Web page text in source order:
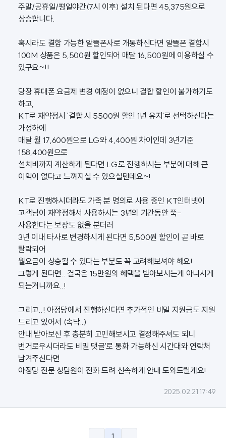
주말/공휴일/평일야간(7시 이후) 설치 된다면 45,375원으로
상승합니다.
혹시라도 결합 가능한 알뜰폰사로 개통하신다면 알뜰폰 결합시
100M 상품은 5,500원 할인되어 매달 16,500원에 이용하실 수
있구요~!!
당장 휴대폰 요금제 변경 예정이 없으니 결합 할인이 불가하기도
하고,
KT로 재약정시 '결합 시 5500원 할인 1년 유지'로 선택하신다는
가정하에
매달 월 17,600원으로 LG와 4,400원 차이인데 3년기준
158,400원으로
설치비까지 계산하게 된다면 LG로 진행하시는 부분에 대해 큰
이익이 없다고 느껴지실 수 있으실텐데요~!
KT로 진행하시더라도 가족 분 명의로 사용 중인 KT인터넷이
고객님이 재약정해서 사용하시는 3년의 기간동안 쭉-
사용한다는 보장도 없을 분더러
3년 이내 타사로 변경하시게 된다면 5,500원 할인이 곧 바로
탈락되어
월요금이 상승될 수 있다는 부분도 꼭 고려해보셔야 해요!
그렇게 된다면.. 결국은 15만원의 혜택을 받아보시는게 아니시게
되는거니까요..!
그리고..! 아정당에서 진행하신다면 추가적인 비밀 지원금도 지원
드리고 있어서 (속닥..)
안내 받아보신 후 충분히 고민해보시고 결정해주셔도 되니
번거로우시더라도 비밀 댓글'로 통화 가능하신 시간대와 연락처
남겨주신다면
아정당 전문 상담원이 전화 드려 신속하게 안내 도와드릴게요!
2025.02.21 17:49
1